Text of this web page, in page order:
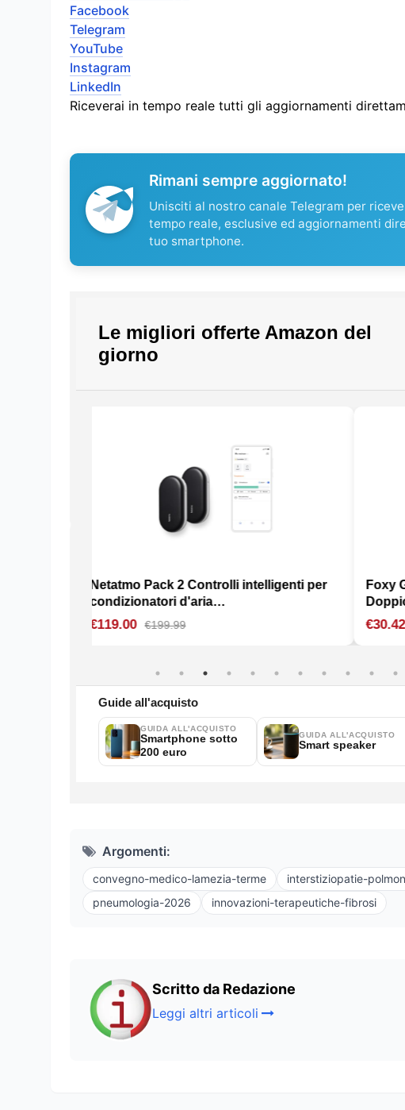
Facebook
Telegram
YouTube
Instagram
LinkedIn
Riceverai in tempo reale tutti gli aggiornamenti
Rimani sempre aggiornato!
Unisciti al nostro canale Telegram per
tempo reale, esclusive ed aggiornamenti
tuo smartphone.
Argomenti:
convegno-medico-lamezia-terme interstiziopatie-
pneumologia-2026
innovazioni-terapeutiche-fibrosi
Scritto da Redazione
Leggi altri articoli